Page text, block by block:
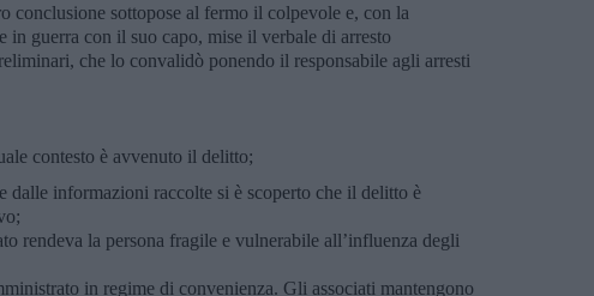
conclusione sottopose al fermo il colpevole e, con la
in guerra con il suo capo, mise il verbale di arresto
che lo convalidò ponendo il responsabile agli arresti
contesto è avvenuto il delitto;
dalle informazioni raccolte si è scoperto che il delitto è
rendeva la persona fragile e vulnerabile all’influenza degli
in regime di convenienza. Gli associati mantengono